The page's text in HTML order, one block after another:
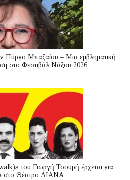
Πύργο Μπαζαίου – Μια εμβληματική
στο Φεστιβάλ Νάξου 2026
του Γιωργή Τσουρή έρχεται για
στο Θέατρο ΔΙΑΝΑ